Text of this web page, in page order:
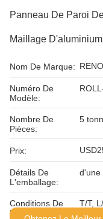
Panneau De Paroi
Maillage
Nom De Marque:
Numéro De
Modèle:
Nombre De
Pièces:
5
Prix:
Détails De
L'emballage:
d'une
Conditions De
Paiement:
T/T,